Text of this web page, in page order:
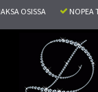
OSISSA NOPEA